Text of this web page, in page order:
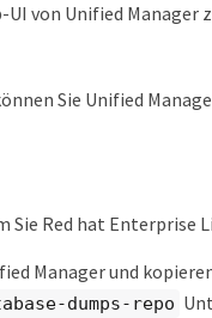
UI von Unified Manager
Sie Unified
Sie Red hat Enterprise
Manager und
dumps-repo